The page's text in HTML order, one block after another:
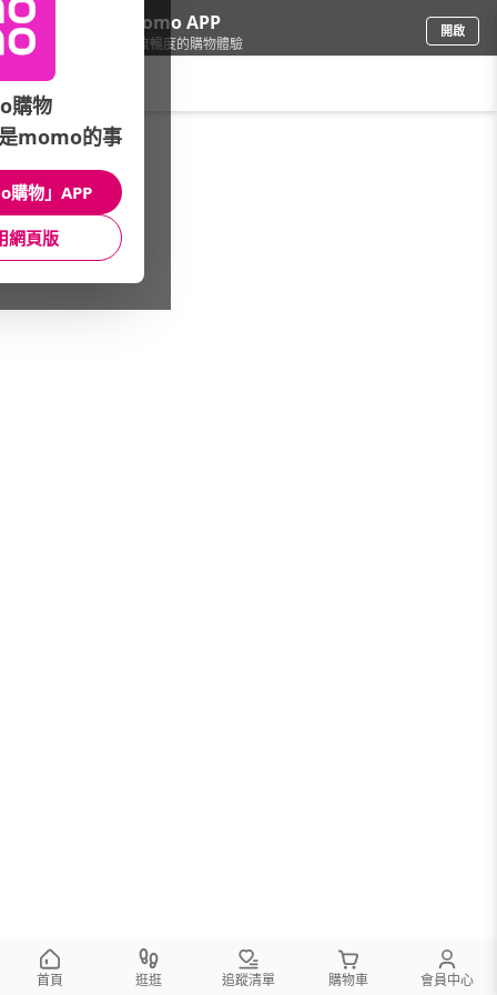
下載momo APP
給你3倍流暢度的購物體驗
開啟
鞋包箱/運動鞋/PUMA
館長推薦 月銷量
首頁 逛逛 追蹤清單 購物車 會員中心
購物
momo的事
購物」APP
網頁版